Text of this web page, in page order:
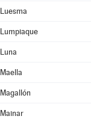
Luesma
Lumpiaque
Luna
Maella
Magallón
Mainar